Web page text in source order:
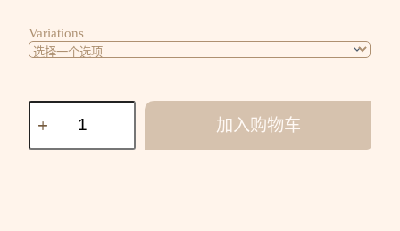
Variations
加入购物车